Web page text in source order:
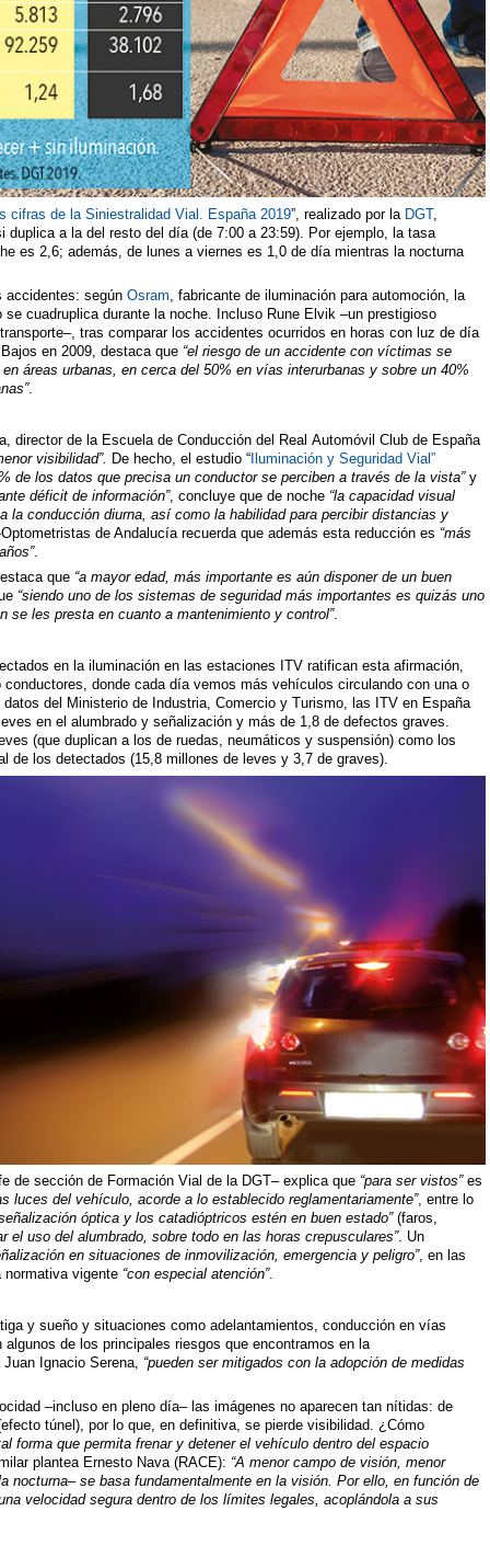
cifras de la Siniestralidad Vial. España 2019”, realizado por la DGT,
duplica a la del resto del día (de 7:00 a 23:59). Por ejemplo, la tasa
es 2,6; además, de lunes a viernes es 1,0 de día mientras la nocturna
accidentes: segúnOsram, fabricante de iluminación para automoción, la
cuadruplica durante la noche. Incluso Rune Elvik –un prestigioso
tras comparar los accidentes ocurridos en horas con luz de día
en 2009, destaca que “el riesgo de un accidente con víctimas se
áreas urbanas, en cerca del 50% en vías interurbanas y sobre un 40%
.
director de la Escuela de Conducción del Real Automóvil Club de España
visibilidad”. De hecho, el estudio “ Iluminación y Seguridad Vial”
de los datos que precisa un conductor se perciben a través de la vista”y
déficit de información”, concluye que de noche “la capacidad visual
la conducción diurna, así como la habilidad para percibir distancias y
de Andalucía recuerda que además esta reducción es “más
.
que “a mayor edad, más importante es aún disponer de un buen
“siendo uno de los sistemas de seguridad más importantes es quizás uno
se les presta en cuanto a mantenimiento y control”.
en la iluminación en las estaciones ITV ratifican esta afirmación,
donde cada día vemos más vehículos circulando con una o
del Ministerio de Industria, Comercio y Turismo, las ITV en España
en el alumbrado y señalización y más de 1,8 de defectos graves.
(que duplican a los de ruedas, neumáticos y suspensión) como los
de los detectados (15,8 millones de leves y 3,7 de graves).
de sección de Formación Vial de la DGT– explica que “para ser vistos”es
luces del vehículo, acorde a lo establecido reglamentariamente”, entre lo
óptica y los catadióptricos estén en buen estado”(faros,
el uso del alumbrado, sobre todo en las horas crepusculares”. Un
en situaciones de inmovilización, emergencia y peligro”, en las
normativa vigente “con especial atención”.
y sueño y situaciones como adelantamientos, conducción en vías
algunos de los principales riesgos que encontramos en la
Ignacio Serena, “pueden ser mitigados con la adopción de medidas
–incluso en pleno día– las imágenes no aparecen tan nítidas: de
túnel), por lo que, en definitiva, se pierde visibilidad. ¿Cómo
forma que permita frenar y detener el vehículo dentro del espacio
plantea Ernesto Nava (RACE): “A menor campo de visión, menor
nocturna– se basa fundamentalmente en la visión. Por ello, en función de
velocidad segura dentro de los límites legales, acoplándola a sus